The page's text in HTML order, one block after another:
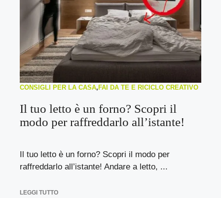
CONSIGLI PER LA CASA, FAI DA TE E RICICLO CREATIVO
Il tuo letto è un forno? Scopri il
modo per raffreddarlo all’istante!
Il tuo letto è un forno? Scopri il modo per
raffreddarlo all’istante! Andare a letto, ...
LEGGI TUTTO